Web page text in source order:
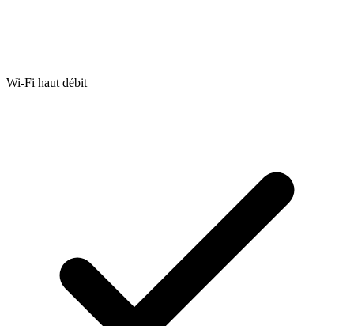
Wi-Fi haut débit